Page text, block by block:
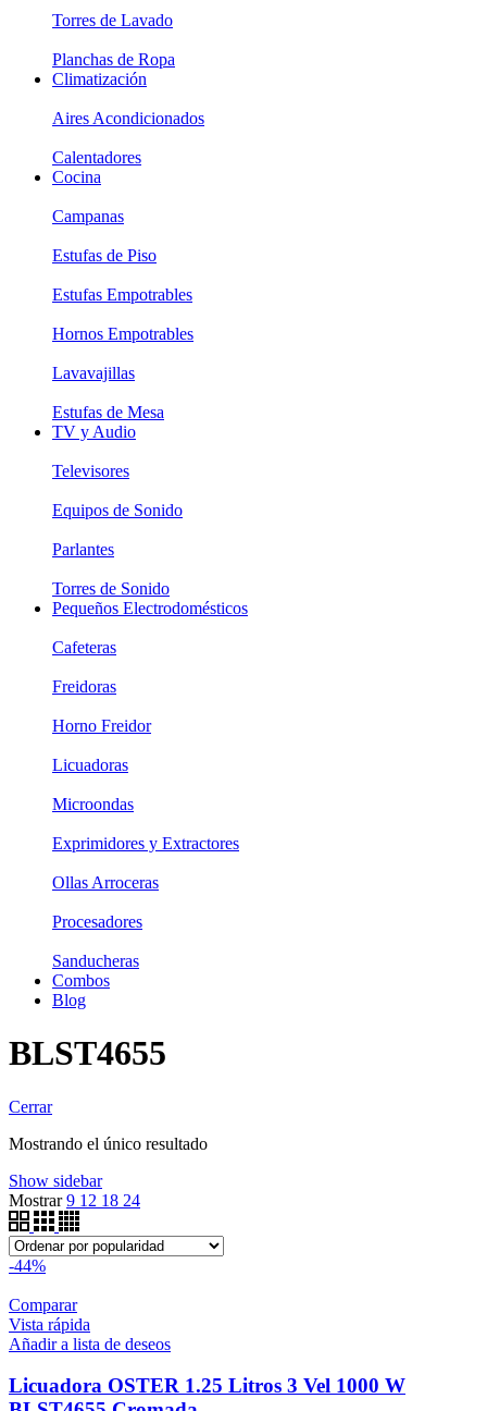
Torres de Lavado
Planchas de Ropa
Climatización
Aires Acondicionados
Calentadores
Cocina
Campanas
Estufas de Piso
Estufas Empotrables
Hornos Empotrables
Lavavajillas
Estufas de Mesa
TV y Audio
Televisores
Equipos de Sonido
Parlantes
Torres de Sonido
Pequeños Electrodomésticos
Cafeteras
Freidoras
Horno Freidor
Licuadoras
Microondas
Exprimidores y Extractores
Ollas Arroceras
Procesadores
Sanducheras
Combos
Blog
BLST4655
Cerrar
Mostrando el único resultado
Show sidebar
Mostrar9 12 18 24
-44%
Comparar
Vista rápida
Añadir a lista de deseos
Licuadora OSTER 1.25 Litros 3 Vel 1000 W